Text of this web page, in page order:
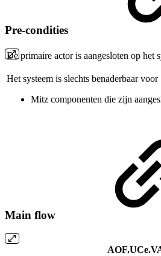
Pre-condities
De primaire actor is aangesloten op het
Het systeem is slechts benaderbaar voor
Mitz componenten die zijn
Main flow